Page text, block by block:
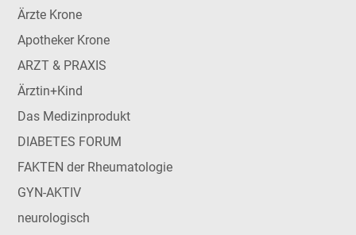
Ärzte Krone
Apotheker Krone
ARZT & PRAXIS
Ärztin+Kind
Das Medizinprodukt
DIABETES FORUM
FAKTEN der Rheumatologie
GYN-AKTIV
neurologisch